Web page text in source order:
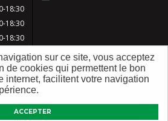
ACCEPTER
sur ce site, vous acceptez
de cookies qui permettent le bon
internet, facilitent votre navigation
18:30
18:30
18:30
18:30
FAQ
Mentions légales
Qui sommes nous ?